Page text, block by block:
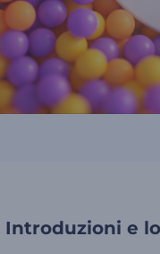
Introduzioni e